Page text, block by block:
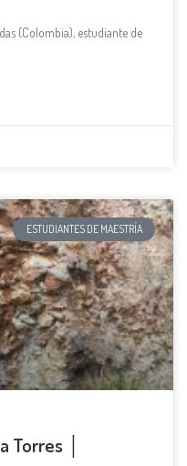
(Colombia), estudiante de
ESTUDIANTES DE MAESTRÍA
Torres │